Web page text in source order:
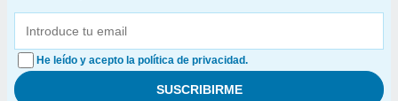
He leído y acepto la política de privacidad.